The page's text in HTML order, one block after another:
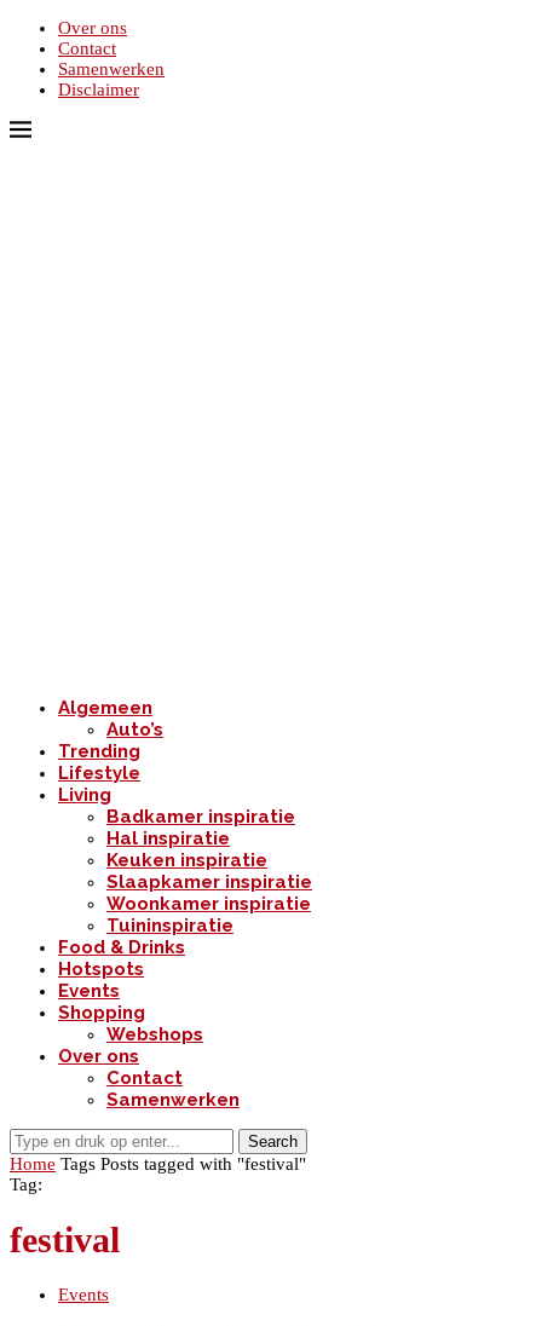
Over ons
Contact
Samenwerken
Disclaimer
Algemeen
Auto’s
Trending
Lifestyle
Living
Badkamer inspiratie
Hal inspiratie
Keuken inspiratie
Slaapkamer inspiratie
Woonkamer inspiratie
Tuininspiratie
Food & Drinks
Hotspots
Events
Shopping
Webshops
Over ons
Contact
Samenwerken
Search
Home Tags Posts tagged with "festival"
Tag:
festival
Events